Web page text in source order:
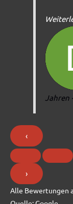
Jahren ·
‹
›
Alle Bewertungen